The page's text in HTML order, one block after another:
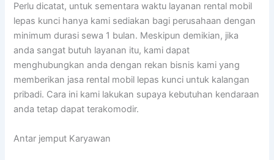
Perlu dicatat, untuk sementara waktu layanan rental mobil
lepas kunci hanya kami sediakan bagi perusahaan dengan
minimum durasi sewa 1 bulan. Meskipun demikian, jika
anda sangat butuh layanan itu, kami dapat
menghubungkan anda dengan rekan bisnis kami yang
memberikan jasa rental mobil lepas kunci untuk kalangan
pribadi. Cara ini kami lakukan supaya kebutuhan kendaraan
anda tetap dapat terakomodir.
Antar jemput Karyawan